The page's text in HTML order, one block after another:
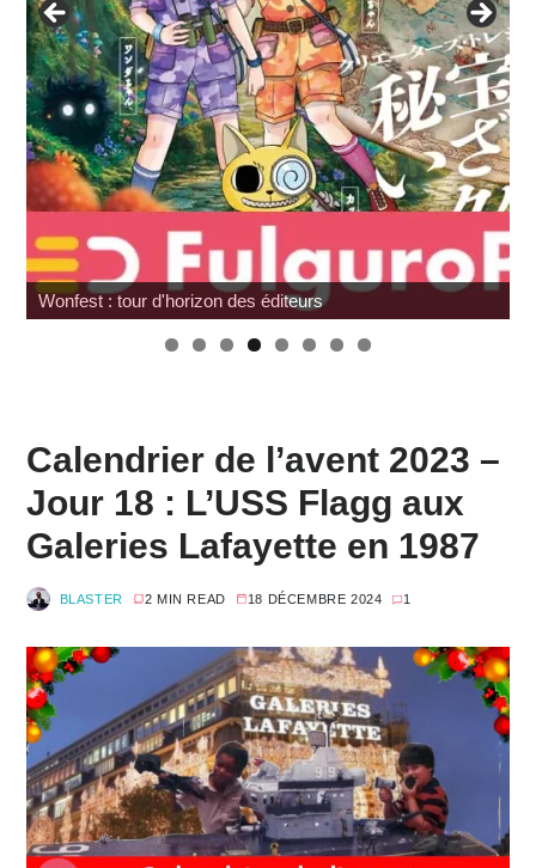
SDCC 2026 : Toutes les infos
Calendrier de l’avent 2023 –
Jour 18 : L’USS Flagg aux
Galeries Lafayette en 1987
BLASTER 2 MIN READ 18 DÉCEMBRE 2024 1